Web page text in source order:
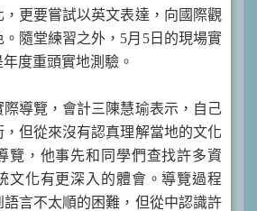
，更要嘗試以英文表達，向國際觀
隨堂練習之外，5月5日的現場實
度重頭實地測驗。
導覽，會計三陳慧瑜表示，自己
但從來沒有認真理解當地的文化
覽，他事先和同學們查找許多資
文化有更深入的體會。導覽過程
言不太順的困難，但從中認識許